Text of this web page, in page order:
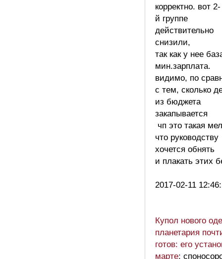
корректно. вот 2-
й группе
действительно
снизили,
так как у нее
мин.зарплата.
видимо, по
с тем, сколько
из бюджета
закапывается
чп это такая
что руководству
хочется обнять
и плакать этих
2017-02-11
Купол нового
планетария
готов: его
марте: